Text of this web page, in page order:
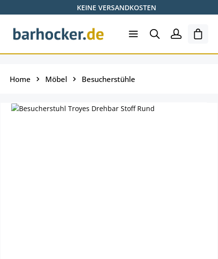
Zum Hauptinhalt springenKEINE VERSANDKOSTEN
Home Möbel Besucherstühle